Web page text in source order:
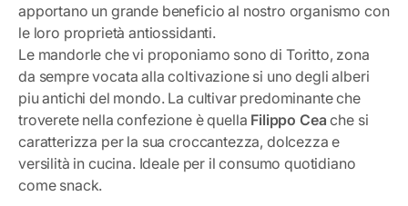
apportano un grande beneficio al nostro organismo con
le loro proprietà antiossidanti.
Le mandorle che vi proponiamo sono di Toritto, zona
da sempre vocata alla coltivazione si uno degli alberi
piu antichi del mondo. La cultivar predominante che
troverete nella confezione è quella Filippo Ceache si
caratterizza per la sua croccantezza, dolcezza e
versilità in cucina. Ideale per il consumo quotidiano
come snack.